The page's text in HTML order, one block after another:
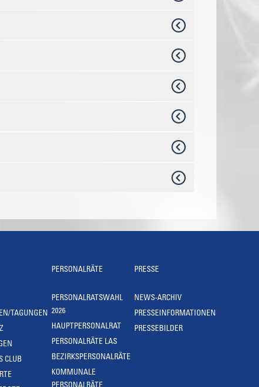
TAGUNGEN
CLUB
PERSONALRÄTE
PERSONALRATSWAHL
2026
HAUPTPERSONALRAT
PERSONALRÄTE LAS
BEZIRKSPERSONALRÄTE
KOMMUNALE
PRESSE
NEWS-ARCHIV
PRESSEINFORMATIONEN
PRESSEBILDER